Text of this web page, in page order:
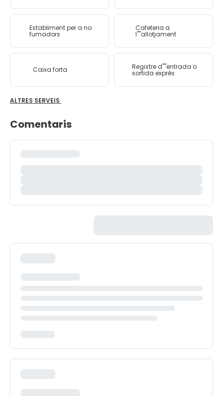
Establiment per a no
fumadors
Cafeteria a
l''''allotjament
Caixa forta Registre d''''entrada o
sortida exprés
ALTRES SERVEIS
Comentaris